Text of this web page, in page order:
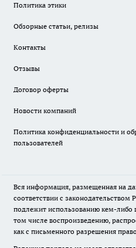
Политика этики
Обзорные статьи, релизы
Контакты
Отзывы
Договор оферты
Новости компаний
Политика конфиденциальности и
пользователей
Вся информация, размещенная на
соответствии с законодательством
подлежит использованию кем-либо
том числе воспроизведению,
как с письменного разрешения